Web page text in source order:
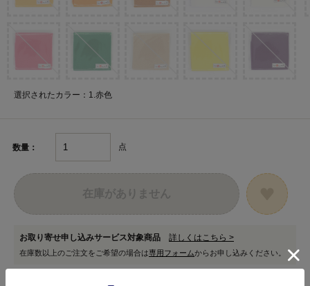
選択されたカラー：1.赤色
数量： 点
在庫がありません
お取り寄せ申し込みサービス対象商品 詳しくはこちら >
在庫数以上のご注文をご希望の場合は専用フォームからお申し込みください。